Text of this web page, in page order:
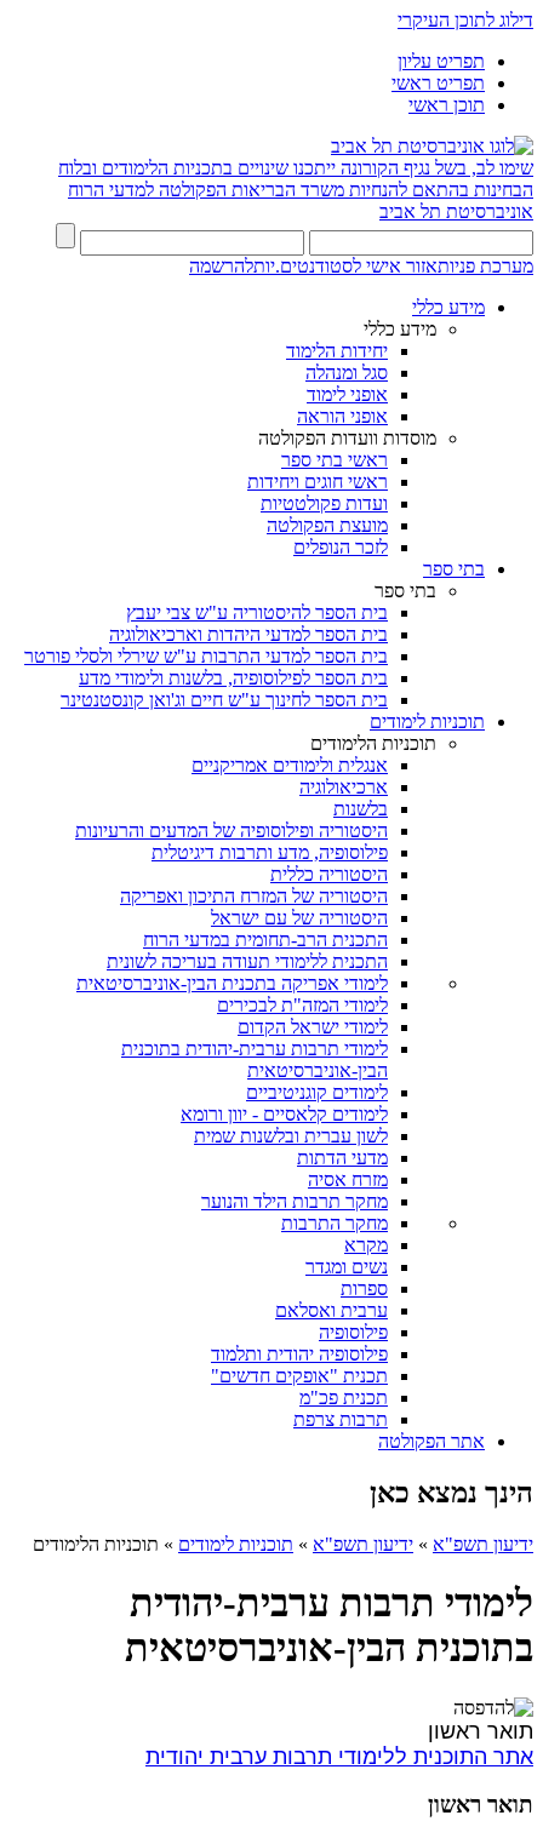
דילוג לתוכן העיקרי
תפריט עליון
תפריט ראשי
תוכן ראשי
שימו לב, בשל נגיף הקורונה ייתכנו שינויים בתכניות הלימודים ובלוח
הבחינות בהתאם להנחיות משרד הבריאות הפקולטה למדעי הרוח
אוניברסיטת תל אביב
מערכת פניותאזור אישי לסטודנטים.יותלהרשמה
מידע כללי
מידע כללי
יחידות הלימוד
סגל ומנהלה
אופני לימוד
אופני הוראה
מוסדות וועדות הפקולטה
ראשי בתי ספר
ראשי חוגים ויחידות
ועדות פקולטטיות
מועצת הפקולטה
לזכר הנופלים
בתי ספר
בתי ספר
בית הספר להיסטוריה ע"ש צבי יעבץ
בית הספר למדעי היהדות וארכיאולוגיה
בית הספר למדעי התרבות ע"ש שירלי ולסלי פורטר
בית הספר לפילוסופיה, בלשנות ולימודי מדע
בית הספר לחינוך ע"ש חיים וג'ואן קונסטנטינר
תוכניות לימודים
תוכניות הלימודים
אנגלית ולימודים אמריקניים
ארכיאולוגיה
בלשנות
היסטוריה ופילוסופיה של המדעים והרעיונות
פילוסופיה, מדע ותרבות דיגיטלית
היסטוריה כללית
היסטוריה של המזרח התיכון ואפריקה
היסטוריה של עם ישראל
התכנית הרב-תחומית במדעי הרוח
התכנית ללימודי תעודה בעריכה לשונית
לימודי אפריקה בתכנית הבין-אוניברסיטאית
לימודי המזה"ת לבכירים
לימודי ישראל הקדום
לימודי תרבות ערבית-יהודית בתוכנית
הבין-אוניברסיטאית
לימודים קוגניטיביים
לימודים קלאסיים - יוון ורומא
לשון עברית ובלשנות שמית
מדעי הדתות
מזרח אסיה
מחקר תרבות הילד והנוער
מחקר התרבות
מקרא
נשים ומגדר
ספרות
ערבית ואסלאם
פילוסופיה
פילוסופיה יהודית ותלמוד
תכנית "אופקים חדשים"
תכנית פכ"מ
תרבות צרפת
אתר הפקולטה
הינך נמצא כאן
ידיעון תשפ"א » ידיעון תשפ"א » תוכניות לימודים » תוכניות הלימודים
לימודי תרבות ערבית-יהודית
בתוכנית הבין-אוניברסיטאית
תואר ראשון
אתר התוכנית ללימודי תרבות ערבית יהודית
תואר ראשון